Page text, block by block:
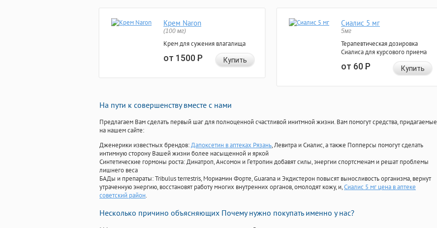
Крем Naron
(100 мг)
Крем для сужения влагалища
от 1500Р Купить
Сиалис 5 мг
5мг
Терапевтическая дозировка
Сиалиса для курсового приема
от 60Р Купить
На пути к совершенству вместе с нами
Предлагаем Вам сделать первый шаг для полноценной счастливой инитмной жизни. Вам помогут средства, придагаемые
на нашем сайте:
Дженерики известных брендов:Дапоксетин в аптеках Рязань, Левитра и Сиалис, а также Попперсы помогут сделать
интимную сторону Вашей жизни более насыщенной и яркой
Синтетические гормоны роста: Динатроп, Ансомон и Гетропин добавят силы, энергии спортсменам и решат проблемы
лишнего веса
БАДы и препараты:Tribulus terrestris, Мориамин Форте, Guarana и Экдистерон повысят выносливость организма, вернут
утраченную энергию, восстановят работу многих внутренних органов, омолодят кожу, и,Сиалис 5 мг цена в аптеке
советский район.
Несколько причино объясняющих Почему нужно покупать именно у нас?